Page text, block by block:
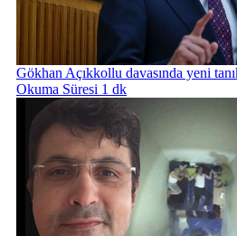
Gökhan Açıkkollu davasında yeni
Okuma Süresi 1 dk